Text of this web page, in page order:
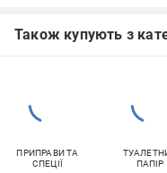
Також купують з
ПРИПРАВИ ТА
СПЕЦІЇ
ПАПІР